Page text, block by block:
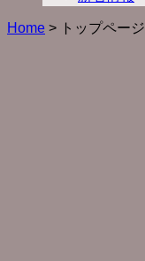
Home > トップページ